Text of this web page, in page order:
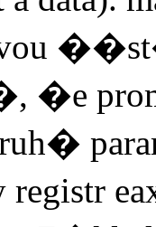
�e
registr